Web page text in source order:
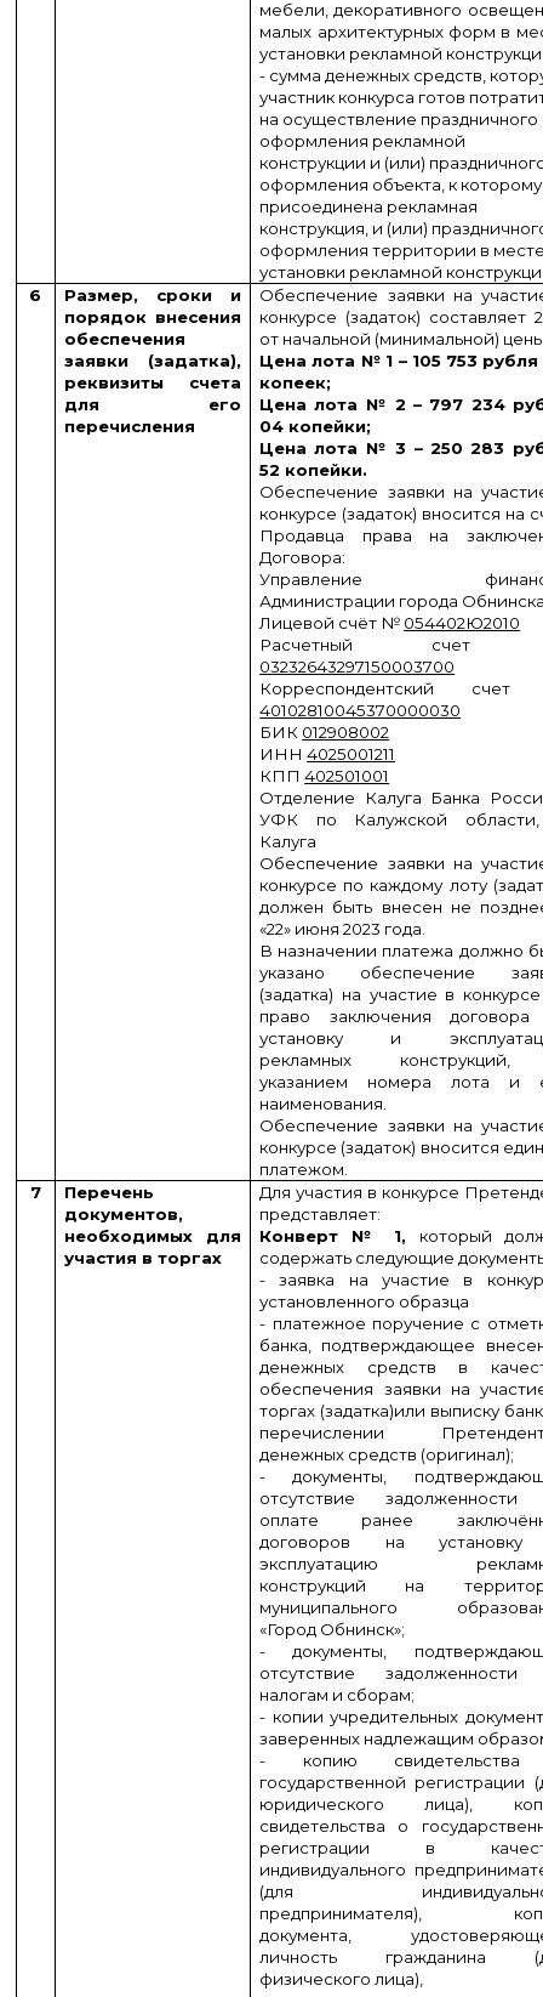
мебели, декоративного
малых архитектурных форм в
установки рекламной
- сумма денежных средств,
участник конкурса готов
на осуществление праздничного
оформления рекламной
конструкции и (или)
оформления объекта, к которому
присоединена рекламная
конструкция, и (или)
оформления территории в
установки рекламной
6
Размер, сроки и
порядок внесения
обеспечения
заявки (задатка),
реквизиты счета
для его
перечисления
Обеспечение заявки на
конкурсе (задаток) составляет
от начальной (минимальной)
Цена лота № 1 – 105 753
копеек;
Цена лота № 2 – 797 234
04 копейки;
Цена лота № 3 – 250 283
52 копейки.
Обеспечение заявки на
конкурсе (задаток) вносится на
Продавца права на
Договора:
Управление
Администрации города
Лицевой счёт № 054402Ю2010
Расчетный счет
03232643297150003700
Корреспондентский
40102810045370000030
БИК 012908002
ИНН4025001211
КПП402501001
Отделение Калуга Банка
УФК по Калужской
Калуга
Обеспечение заявки на
конкурсе по каждому лоту
должен быть внесен не
«22» июня 2023 года.
В назначении платежа должно
указано обеспечение
(задатка) на участие в
право заключения договора
установку и
рекламных
указанием номера лота и
наименования.
Обеспечение заявки на
конкурсе (задаток) вносится
платежом.
7
Перечень
документов,
необходимых для
участия в торгах
Для участия в конкурсе
представляет:
Конверт № 1, который
содержать следующие
- заявка на участие в
установленного образца
- платежное поручение с
банка, подтверждающее
денежных средств в
обеспечения заявки на
торгах (задатка)или выписку
перечислении
денежных средств (оригинал);
- документы,
отсутствие задолженности
оплате ранее
договоров на
эксплуатацию
конструкций на
муниципального
«Город Обнинск»;
- документы,
отсутствие задолженности
налогам и сборам;
- копии учредительных
заверенных надлежащим
- копию
государственной регистрации
юридического лица),
свидетельства о
регистрации в
индивидуального
(для
предпринимателя),
документа,
личность гражданина
физического лица),